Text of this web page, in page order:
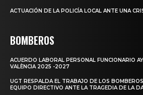
ACTUACIÓN DE LA POLICÍA LOCAL ANTE UNA
BOMBEROS
ACUERDO LABORAL PERSONAL FUNCIONARIO
VALÈNCIA 2025 -2027
UGT RESPALDA EL TRABAJO DE LOS
EQUIPO DIRECTIVO ANTE LA TRAGEDIA DE LA